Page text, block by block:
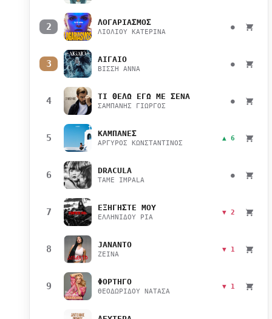
2 ΛΟΓΑΡΙΑΣΜΟΣ
ΛΙΟΛΙΟΥ ΚΑΤΕΡΙΝΑ
●
3 ΑΙΓΑΙΟ
ΒΙΣΣΗ ΑΝΝΑ
●
4 ΤΙ ΘΕΛΩ ΕΓΩ ΜΕ ΣΕΝΑ
ΣΑΜΠΑΝΗΣ ΓΙΩΡΓΟΣ
●
5 ΚΑΜΠΑΝΕΣ
ΑΡΓΥΡΟΣ ΚΩΝΣΤΑΝΤΙΝΟΣ
▲ 6
6 DRACULA
TAME IMPALA
●
7 ΕΞΗΓΗΣΤΕ ΜΟΥ
ΕΛΛΗΝΙΔΟΥ ΡΙΑ
▼ 2
8 JANANTO
ZEINA
▼ 1
9 ΦΟΡΤΗΓΟ
ΘΕΟΔΩΡΙΔΟΥ ΝΑΤΑΣΑ
▼ 1